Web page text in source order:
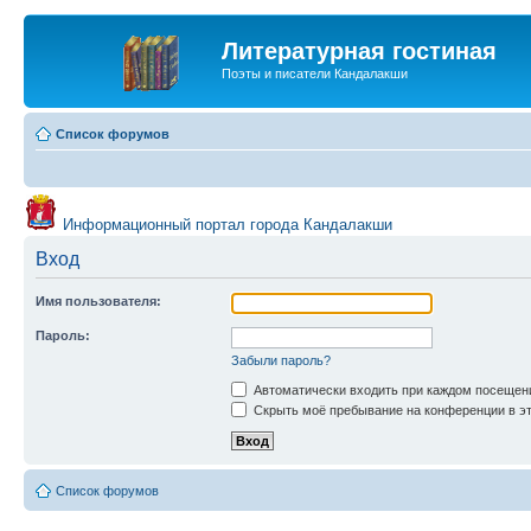
Литературная гостиная
Поэты и писатели Кандалакши
Список форумов
Информационный портал города Кандалакши
Вход
Имя пользователя:
Пароль:
Забыли пароль?
Автоматически входить при каждом
Скрыть моё пребывание на конференции в
Список форумов